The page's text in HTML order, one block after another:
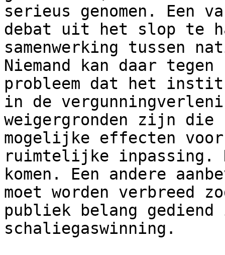
serieus genomen. Een
debat uit het slop te
samenwerking tussen
Niemand kan daar
probleem dat het
in de
weigergronden zijn die
mogelijke effecten
ruimtelijke inpassing.
komen. Een andere
moet worden
publiek belang gediend
schaliegaswinning.